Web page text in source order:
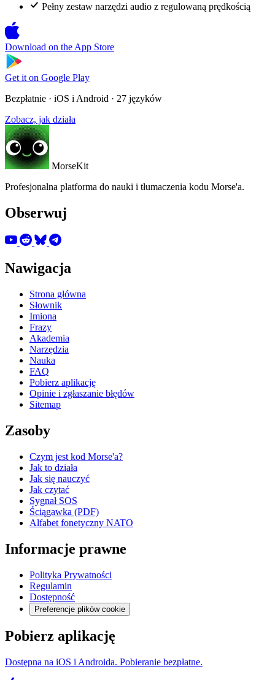
Pełny zestaw narzędzi audio z regulowaną prędkością
Download on the App Store
Get it on Google Play
Bezpłatnie · iOS i Android · 27 języków
Zobacz, jak działa
MorseKit
Profesjonalna platforma do nauki i tłumaczenia kodu Morse'a.
Obserwuj
Nawigacja
Strona główna
Słownik
Imiona
Frazy
Akademia
Narzędzia
Nauka
FAQ
Pobierz aplikację
Opinie i zgłaszanie błędów
Sitemap
Zasoby
Czym jest kod Morse'a?
Jak to działa
Jak się nauczyć
Jak czytać
Sygnał SOS
Ściągawka (PDF)
Alfabet fonetyczny NATO
Informacje prawne
Polityka Prywatności
Regulamin
Dostępność
Preferencje plików cookie
Pobierz aplikację
Dostępna na iOS i Androida. Pobieranie bezpłatne.